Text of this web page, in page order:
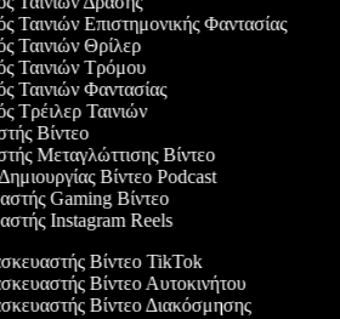
Ταινιών Επιστημονικής Φαντασίας
Ταινιών Θρίλερ
Ταινιών Τρόμου
Ταινιών Φαντασίας
Τρέιλερ Ταινιών
Βίντεο
Μεταγλώττισης Βίντεο
Βίντεο Podcast
Gaming Βίντεο
Instagram Reels
Βίντεο TikTok
Βίντεο Αυτοκινήτου
Βίντεο Διακόσμησης